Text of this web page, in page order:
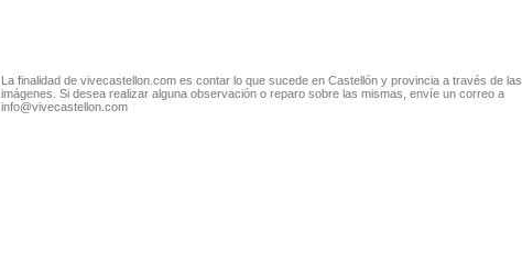
La finalidad de vivecastellon.com es contar lo que sucede en Castellón y provincia a través de las
imágenes. Si desea realizar alguna observación o reparo sobre las mismas, envíe un correo a
info@vivecastellon.com